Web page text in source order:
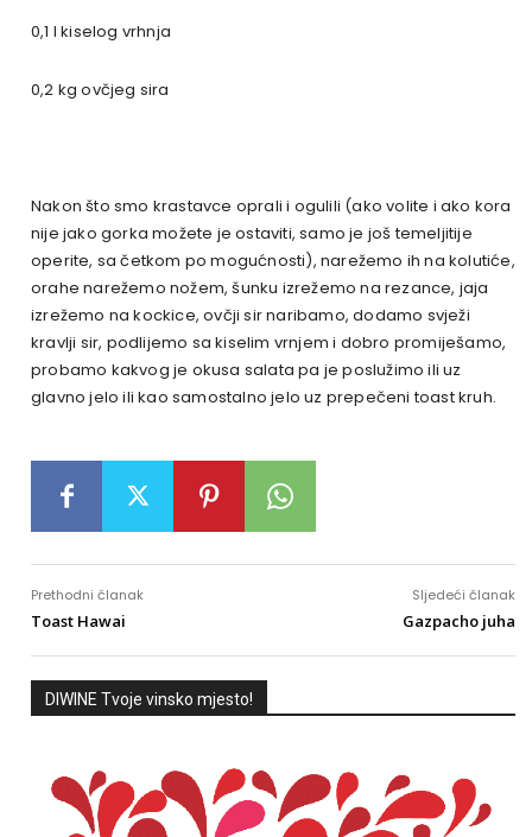
0,1 l kiselog vrhnja
0,2 kg ovčjeg sira
Nakon što smo krastavce oprali i ogulili (ako volite i ako kora
nije jako gorka možete je ostaviti, samo je još temeljitije
operite, sa četkom po mogućnosti), narežemo ih na kolutiće,
orahe narežemo nožem, šunku izrežemo na rezance, jaja
izrežemo na kockice, ovčji sir naribamo, dodamo svježi
kravlji sir, podlijemo sa kiselim vrnjem i dobro promiješamo,
probamo kakvog je okusa salata pa je poslužimo ili uz
glavno jelo ili kao samostalno jelo uz prepečeni toast kruh.
Prethodni članak
Toast Hawai
Sljedeći članak
Gazpacho juha
DIWINE Tvoje vinsko mjesto!